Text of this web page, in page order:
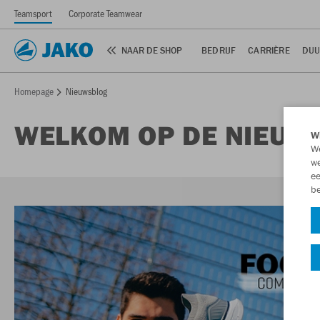
Teamsport Corporate Teamwear
NAAR DE SHOP BEDRIJF CARRIÈRE
Homepage Nieuwsblog
WELKOM OP DE